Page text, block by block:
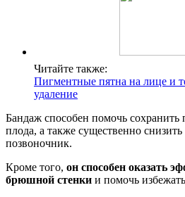
Читайте также:
Пигментные пятна на лице и
удаление
Бандаж способен помочь сохранить
плода, а также существенно снизить
позвоночник.
Кроме того, он способен оказать
брюшной стенки и помочь